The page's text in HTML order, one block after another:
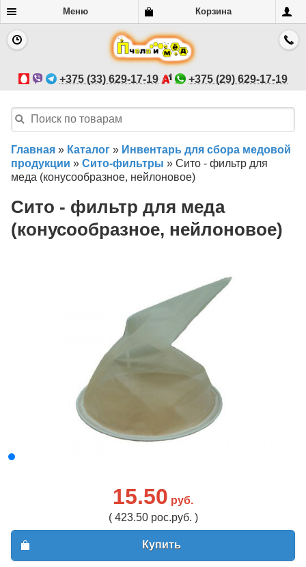
Меню Корзина
+375 (33) 629-17-19 +375 (29) 629-17-19
Главная » Каталог » Инвентарь для сбора медовой
продукции » Сито-фильтры » Сито - фильтр для
меда (конусообразное, нейлоновое)
Сито - фильтр для меда
(конусообразное, нейлоновое)
15.50 руб.
( 423.50 рос.руб. )
Купить